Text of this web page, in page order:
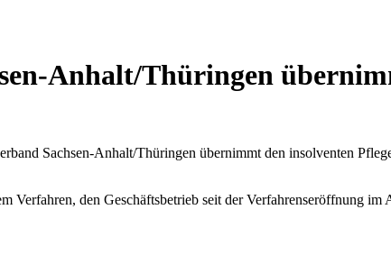
Anhalt/Thüringen
Sachsen-Anhalt/Thüringen übernimmt den insolventen
Verfahren, den Geschäftsbetrieb seit der Verfahrenseröffnung